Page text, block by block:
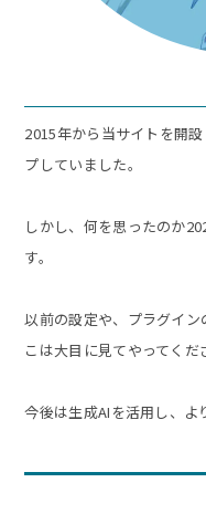
2015年から当サイトを開
プしていました。
しかし、何を思ったのか
す。
以前の設定や、プラグイ
こは大目に見てやってくだ
今後は生成AIを活用し、よ